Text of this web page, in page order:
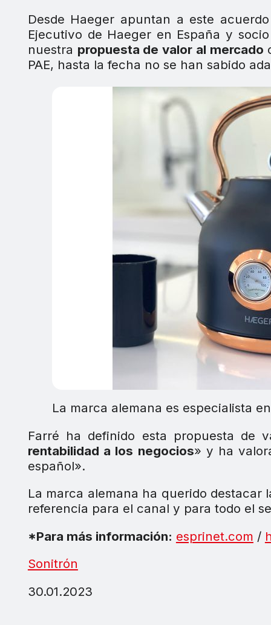
Desde Haeger apuntan a este
Ejecutivo de Haeger en España y
nuestra propuesta de valor al mercado
PAE, hasta la fecha no se han sabido
La marca alemana es especialista
Farré ha definido esta propuesta de
rentabilidad a los negocios» y ha
español».
La marca alemana ha querido destacar
referencia para el canal y para todo el
*Para más información: esprinet.com /
Sonitrón
30.01.2023